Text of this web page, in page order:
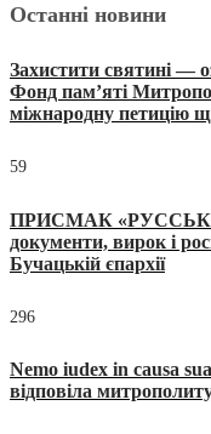
Останні новини
Захистити святині —
Фонд пам’яті
міжнародну петицію
59
ПРИСМАК
документи, вирок і
Бучацькій єпархії
296
Nemo iudex in causa
відповіла